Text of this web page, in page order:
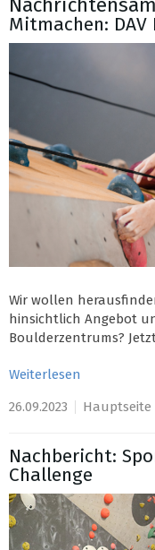
Mitmachen:
Wir wollen
hinsichtlich Angebot
Boulderzentrums?
Weiterlesen
26.09.2023
Hauptseite
Nachbericht:
Challenge